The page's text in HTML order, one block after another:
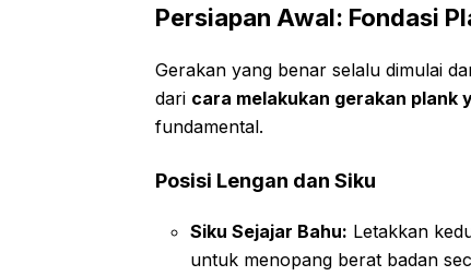
Persiapan Awal: Fondasi
Gerakan yang benar selalu dimulai
dari cara melakukan gerakan plank
fundamental.
Posisi Lengan dan Siku
Siku Sejajar Bahu: Letakkan
untuk menopang berat badan